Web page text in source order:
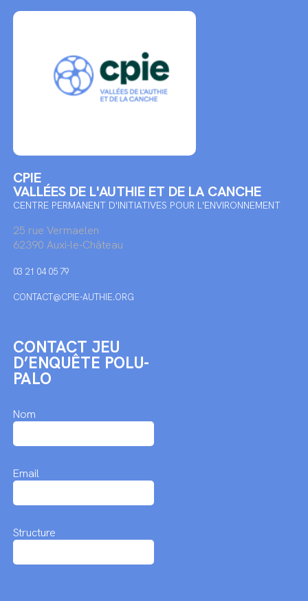
CPIE
VALLÉES DE L'AUTHIE ET DE LA CANCHE
CENTRE PERMANENT D'INITIATIVES POUR L'ENVIRONNEMENT
25 rue Vermaelen
62390 Auxi-le-Château
03 21 04 05 79
CONTACT@CPIE-AUTHIE.ORG
CONTACT JEU
D’ENQUÊTE POLU-
PALO
Nom
Email
Structure